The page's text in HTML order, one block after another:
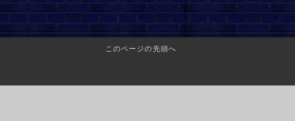
このページの先頭へ